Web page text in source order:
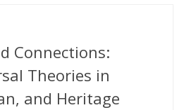
Connections:
Theories in
and Heritage